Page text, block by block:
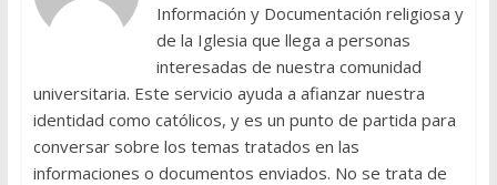
Información y Documentación religiosa y
de la Iglesia que llega a personas
interesadas de nuestra comunidad
universitaria. Este servicio ayuda a afianzar nuestra
identidad como católicos, y es un punto de partida para
conversar sobre los temas tratados en las
informaciones o documentos enviados. No se trata de